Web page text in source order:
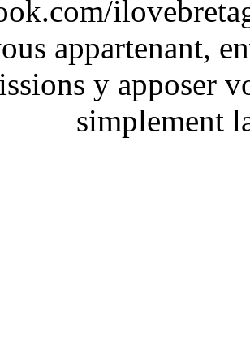
appartenant,
y apposer
simplement